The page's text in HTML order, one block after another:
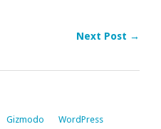
Next Post →
Gizmodo WordPress